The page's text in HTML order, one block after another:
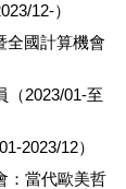
12-）
全國計算機會
（2023/01-至
2023/12）
：當代歐美哲